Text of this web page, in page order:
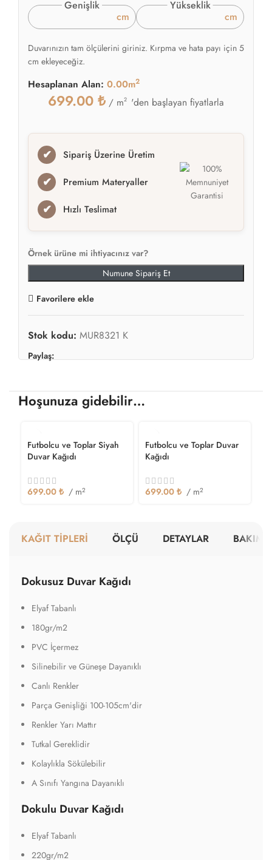
Genişlik
cm
Yükseklik
cm
Duvarınızın tam ölçülerini giriniz. Kırpma ve hata payı için 5
cm ekleyeceğiz.
Hesaplanan Alan: 0.00m2
699.00 ₺ / m2 'den başlayan fiyatlarla
✔ Sipariş Üzerine Üretim
✔ Premium Materyaller
✔ Hızlı Teslimat
Örnek ürüne mi ihtiyacınız var?
Numune Sipariş Et
Favorilere ekle
Stok kodu: MUR8321 K
Paylaş:
Hoşunuza gidebilir…
Futbolcu ve Toplar Siyah
Duvar Kağıdı
699.00 ₺ / m2
Futbolcu ve Toplar Duvar
Kağıdı
699.00 ₺ / m2
KAĞIT TİPLERİ ÖLÇÜ DETAYLAR BAKIM
Dokusuz Duvar Kağıdı
Elyaf Tabanlı
180gr/m2
PVC İçermez
Silinebilir ve Güneşe Dayanıklı
Canlı Renkler
Parça Genişliği 100-105cm'dir
Renkler Yarı Mattır
Tutkal Gereklidir
Kolaylıkla Sökülebilir
A Sınıfı Yangına Dayanıklı
Dokulu Duvar Kağıdı
Elyaf Tabanlı
220gr/m2